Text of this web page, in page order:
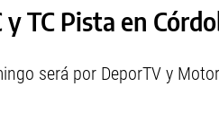
TC Pista en
será por DeporTV y